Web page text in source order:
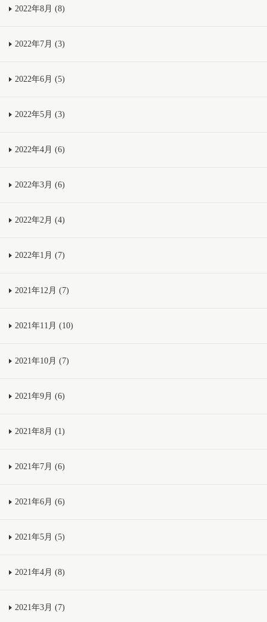
2022年8月 (8)
2022年7月 (3)
2022年6月 (5)
2022年5月 (3)
2022年4月 (6)
2022年3月 (6)
2022年2月 (4)
2022年1月 (7)
2021年12月 (7)
2021年11月 (10)
2021年10月 (7)
2021年9月 (6)
2021年8月 (1)
2021年7月 (6)
2021年6月 (6)
2021年5月 (5)
2021年4月 (8)
2021年3月 (7)